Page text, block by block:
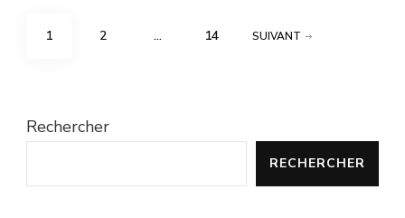
Pagination
PAGE
1 PAGE
2 … PAGE
14 SUIVANT
Rechercher
RECHERCHER